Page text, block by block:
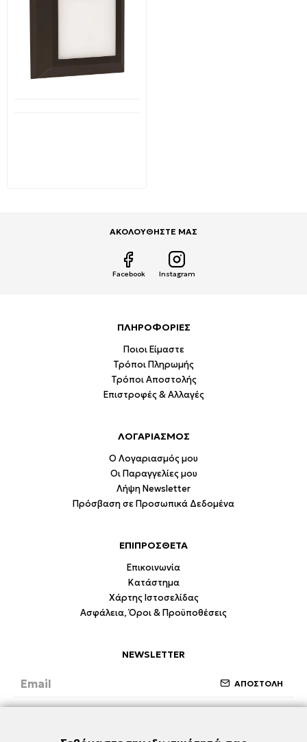
ΑΚΟΛΟΥΘΗΣΤΕ ΜΑΣ
Facebook Instagram
ΠΛΗΡΟΦΟΡΙΕΣ
Ποιοι Είμαστε
Τρόποι Πληρωμής
Τρόποι Αποστολής
Επιστροφές & Αλλαγές
ΛΟΓΑΡΙΑΣΜΟΣ
Ο Λογαριασμός μου
Οι Παραγγελίες μου
Λήψη Newsletter
Πρόσβαση σε Προσωπικά Δεδομένα
ΕΠΙΠΡΟΣΘΕΤΑ
Επικοινωνία
Κατάστημα
Χάρτης Ιστοσελίδας
Ασφάλεια, Όροι & Προϋποθέσεις
NEWSLETTER
ΑΠΟΣΤΟΛΗ